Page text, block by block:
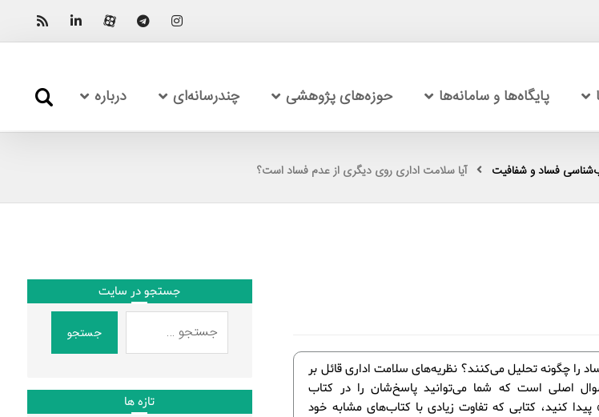
پایگاه‌ها و سامانه‌ها حوزه‌های پژوهشی چندرسانه‌ای درباره
فساد و شفافیت آیا سلامت اداری روی دیگری از عدم فساد است؟
را چگونه تحلیل می‌کنند؟ نظریه‌های سلامت اداری قائل بر
اصلی است که شما می‌توانید پاسخ‌شان را در کتاب
کنید، کتابی که تفاوت زیادی با کتاب‌های مشابه خود
جستجو در سایت
جستجو
تازه ها